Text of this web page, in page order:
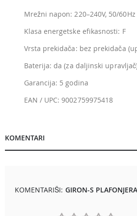
Mrežni napon: 220–240V, 50/60Hz
Klasa energetske efikasnosti: F
Vrsta prekidača: bez prekidača
Baterija: da (za daljinski
Garancija: 5 godina
EAN / UPC: 9002759975418
KOMENTARI
KOMENTARIŠI: GIRON-S